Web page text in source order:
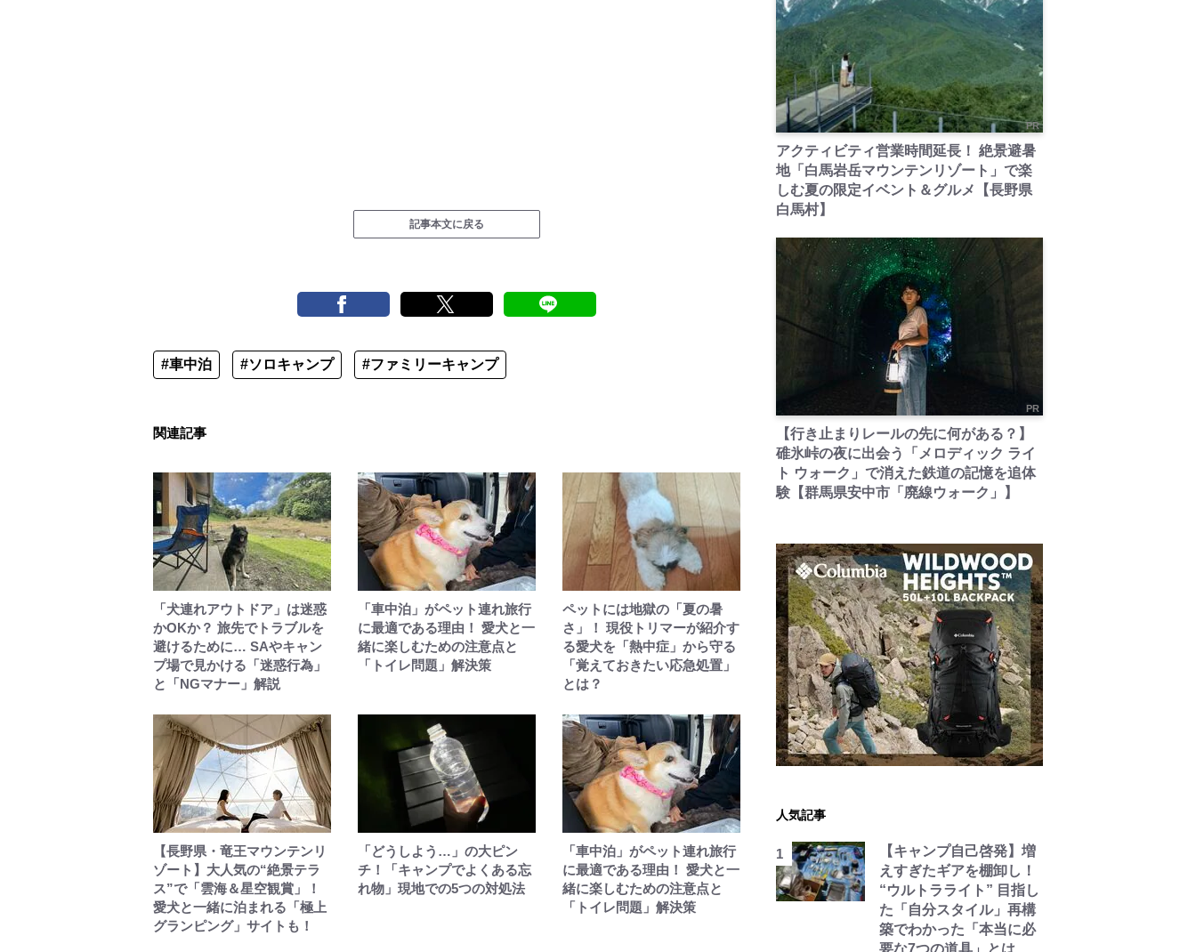
記事本文に戻る
#車中泊 #ソロキャンプ #ファミリーキャンプ
関連記事
「犬連れアウトドア」は迷惑
かOKか？ 旅先でトラブルを
避けるために… SAやキャン
プ場で見かける「迷惑行為」
と「NGマナー」解説
「車中泊」がペット連れ旅行
に最適である理由！ 愛犬と一
緒に楽しむための注意点と
「トイレ問題」解決策
ペットには地獄の「夏の暑
さ」！ 現役トリマーが紹介す
る愛犬を「熱中症」から守る
「覚えておきたい応急処置」
とは？
【長野県・竜王マウンテンリ
ゾート】大人気の“絶景テラ
ス”で「雲海＆星空観賞」！
愛犬と一緒に泊まれる「極上
グランピング」サイトも！
「どうしよう…」の大ピン
チ！「キャンプでよくある忘
れ物」現地での5つの対処法
「車中泊」がペット連れ旅行
に最適である理由！ 愛犬と一
緒に楽しむための注意点と
「トイレ問題」解決策
PR
アクティビティ営業時間延長！ 絶景避暑
地「白馬岩岳マウンテンリゾート」で楽
しむ夏の限定イベント＆グルメ【長野県
白馬村】
PR
【行き止まりレールの先に何がある？】
碓氷峠の夜に出会う「メロディック ライ
ト ウォーク」で消えた鉄道の記憶を追体
験【群馬県安中市「廃線ウォーク」】
人気記事
【キャンプ自己啓発】増
えすぎたギアを棚卸し！
“ウルトラライト” 目指し
た「自分スタイル」再構
築でわかった「本当に必
要な7つの道具」とは